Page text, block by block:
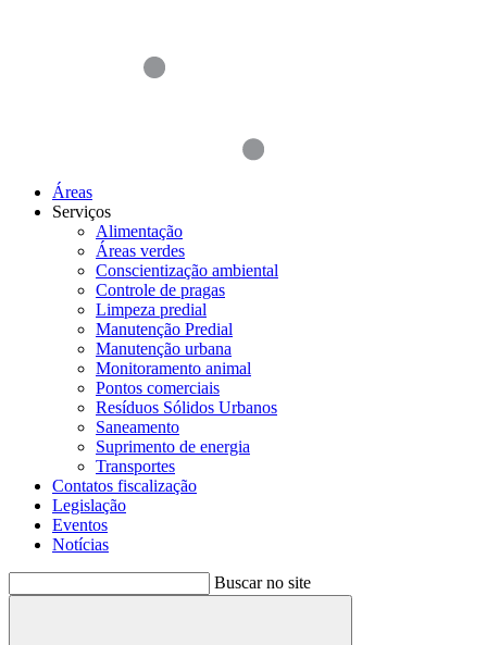
Áreas
Serviços
Alimentação
Áreas verdes
Conscientização ambiental
Controle de pragas
Limpeza predial
Manutenção Predial
Manutenção urbana
Monitoramento animal
Pontos comerciais
Resíduos Sólidos Urbanos
Saneamento
Suprimento de energia
Transportes
Contatos fiscalização
Legislação
Eventos
Notícias
Buscar no site